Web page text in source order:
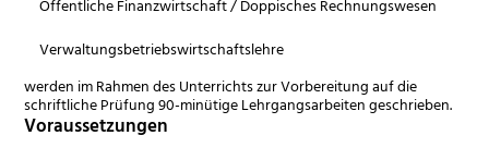
Verwaltungsbetriebswirtschaftslehre
werden im Rahmen des Unterrichts zur Vorbereitung auf die
schriftliche Prüfung 90-minütige Lehrgangsarbeiten geschrieben.
Voraussetzungen